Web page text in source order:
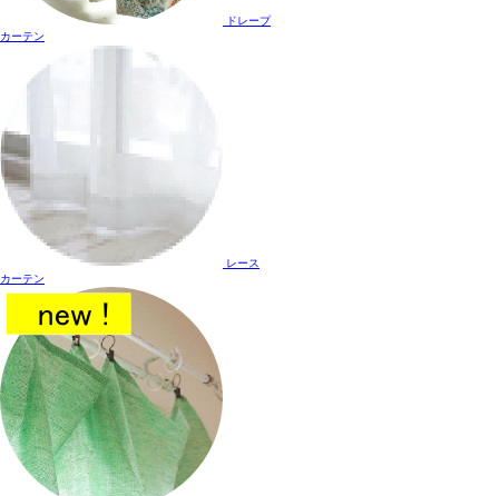
ドレープ
カーテン
レース
カーテン